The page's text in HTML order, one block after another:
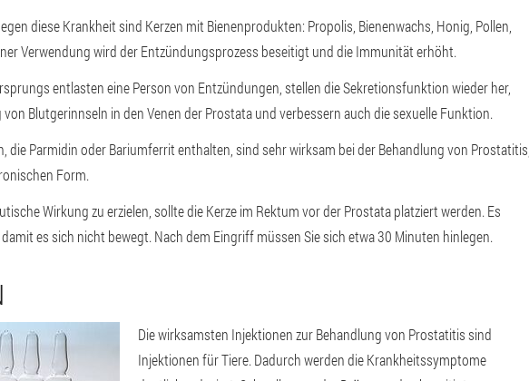
diese Krankheit sind Kerzen mit Bienenprodukten: Propolis, Bienenwachs, Honig, Pollen,
Verwendung wird der Entzündungsprozess beseitigt und die Immunität erhöht.
entlasten eine Person von Entzündungen, stellen die Sekretionsfunktion wieder her,
Blutgerinnseln in den Venen der Prostata und verbessern auch die sexuelle Funktion.
die Parmidin oder Bariumferrit enthalten, sind sehr wirksam bei der Behandlung von Prostatitis,
Form.
Wirkung zu erzielen, sollte die Kerze im Rektum vor der Prostata platziert werden. Es
es sich nicht bewegt. Nach dem Eingriff müssen Sie sich etwa 30 Minuten hinlegen.
Die wirksamsten Injektionen zur Behandlung von Prostatitis sind
Injektionen für Tiere. Dadurch werden die Krankheitssymptome